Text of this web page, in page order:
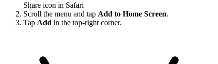
Share icon in Safari
Scroll the menu and tap Add to Home Screen.
Tap Add in the top-right corner.